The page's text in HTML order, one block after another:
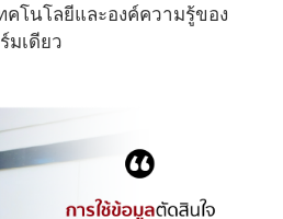
คโนโลยีและองค์ความรู้ของ
มเดียว